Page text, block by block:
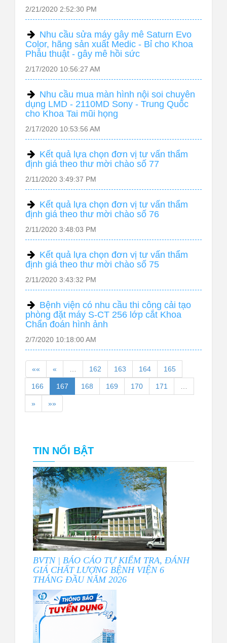
2/21/2020 2:52:30 PM
Nhu cầu sửa máy gây mê Saturn Evo
Color, hãng sản xuất Medic - Bỉ cho Khoa
Phẫu thuật - gây mê hồi sức
2/17/2020 10:56:27 AM
Nhu cầu mua màn hình nội soi chuyên
dụng LMD - 2110MD Sony - Trung Quốc
cho Khoa Tai mũi họng
2/17/2020 10:53:56 AM
Kết quả lựa chọn đơn vị tư vấn thẩm
định giá theo thư mời chào số 77
2/11/2020 3:49:37 PM
Kết quả lựa chọn đơn vị tư vấn thẩm
định giá theo thư mời chào số 76
2/11/2020 3:48:03 PM
Kết quả lựa chọn đơn vị tư vấn thẩm
định giá theo thư mời chào số 75
2/11/2020 3:43:32 PM
Bệnh viện có nhu cầu thi công cải tạo
phòng đặt máy S-CT 256 lớp cắt Khoa
Chẩn đoán hình ảnh
2/7/2020 10:18:00 AM
«« « … 162 163 164 165
166 167 168 169 170 171 …
» »»
TIN NỔI BẬT
BVTN | BÁO CÁO TỰ KIỂM TRA, ĐÁNH
GIÁ CHẤT LƯỢNG BỆNH VIỆN 6
THÁNG ĐẦU NĂM 2026